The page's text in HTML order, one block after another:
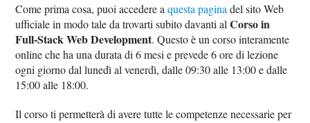
Come prima cosa, puoi accedere aquesta pagina del sito Web
ufficiale in modo tale da trovarti subito davanti alCorso in
Full-Stack Web Development. Questo è un corso interamente
online che ha una durata di 6 mesi e prevede 6 ore di lezione
ogni giorno dal lunedì al venerdì, dalle 09:30 alle 13:00 e dalle
15:00 alle 18:00.
Il corso ti permetterà di avere tutte le competenze necessarie per